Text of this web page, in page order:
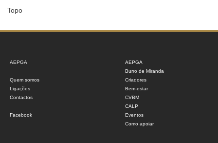
Topo
AEPGA
Quem somos
Ligações
Contactos
Facebook
AEPGA
Burro de Miranda
Criadores
Bem-estar
CVBM
CALP
Eventos
Como apoiar